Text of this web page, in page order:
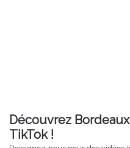
Découvrez
TikTok !